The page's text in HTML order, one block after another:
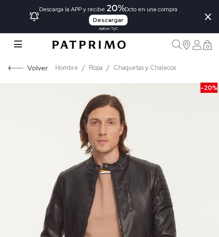
Descarga la APP y recibe 20%Dcto en una compra
Descargar
Aplican TyC
×
0
Volver Hombre Ropa Chaquetas y Chalecos
-20%